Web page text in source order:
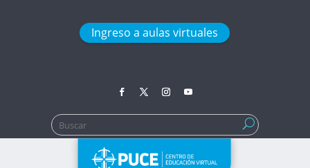
Ingreso a aulas virtuales
Buscar: